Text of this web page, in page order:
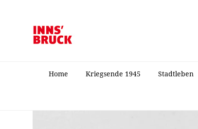
Home Kriegsende 1945 Stadtleben